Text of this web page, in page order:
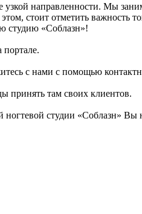
узкой направленности. Мы
стоит отметить важность
студию «Соблазн»!
с нами с помощью
принять там своих клиентов.
студии «Соблазн» Вы